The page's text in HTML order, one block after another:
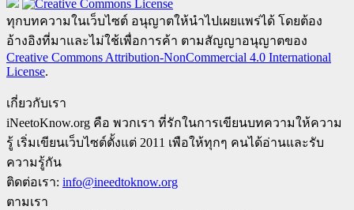
ทุกบทความในเว็บไซต์ อนุญาตให้นำไปเผยแพร่ได้ โดยต้อง
อ้างอิงที่มาและไม่ใช้เพื่อการค้า ตามสัญญาอนุญาตของ
Creative Commons Attribution-NonCommercial 4.0 International
License.
เกี่ยวกับเรา
iNeetoKnow.org คือ พวกเรา ที่รักในการเขียนบทความให้ความ
รู้ เริ่มเขียนเว็บไซต์ตั้งแต่ 2011 เพือให้ทุกๆ คนได้อ่านและรับ
ความรู้กัน
ติดต่อเรา: info@ineedtoknow.org
ตามเรา